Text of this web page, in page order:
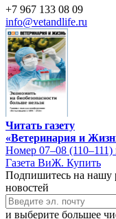
+7 967 133 08 09
info@vetandlife.ru
Читать газету
«Ветеринария и
Номер 07–08 (110–111)
Газета ВиЖ. Купить
Подпишитесь на нашу
новостей
и выберите большее